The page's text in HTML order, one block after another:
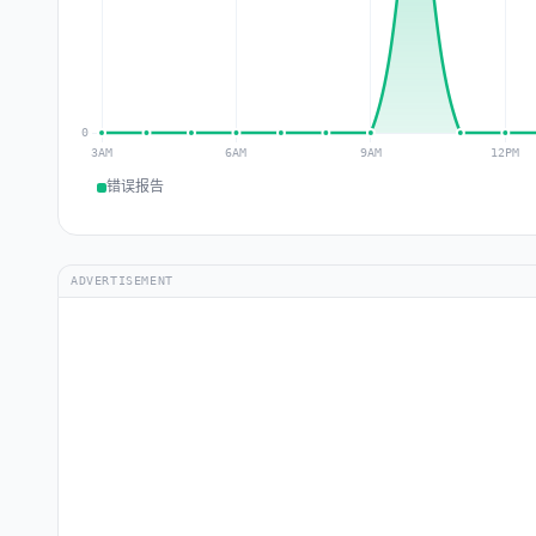
错误报告
ADVERTISEMENT